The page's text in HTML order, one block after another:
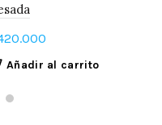
Añadir al carrito